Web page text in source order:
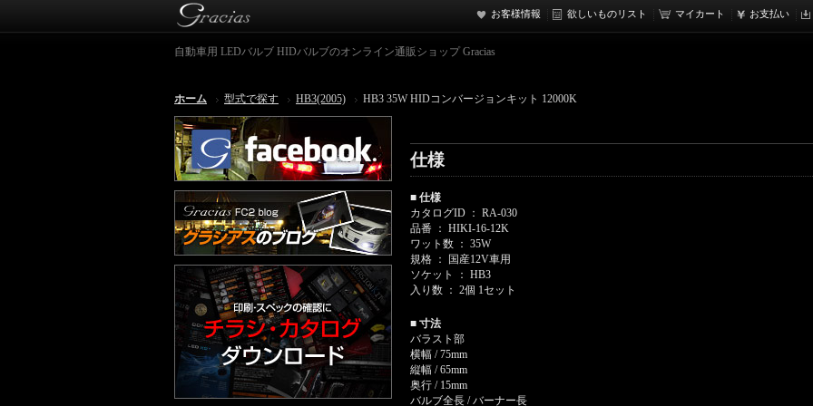
お客様情報 欲しいものリスト マイカート お支払い
自動車用 LEDバルブ HIDバルブのオンライン通販ショップ Gracias
ホーム 型式で探す HB3(2005) HB3 35W HIDコンバージョンキット 12000K
仕様
■ 仕様
カタログID ： RA-030
品番 ： HIKI-16-12K
ワット数 ： 35W
規格 ： 国産12V車用
ソケット ： HB3
入り数 ： 2個 1セット
■ 寸法
バラスト部
横幅 / 75mm
縦幅 / 65mm
奥行 / 15mm
バルブ全長 / バーナー長